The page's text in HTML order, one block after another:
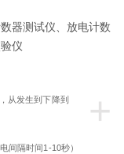
器测试仪、放电计数
仪
+
从发生到下降到
间隔时间1-10秒）